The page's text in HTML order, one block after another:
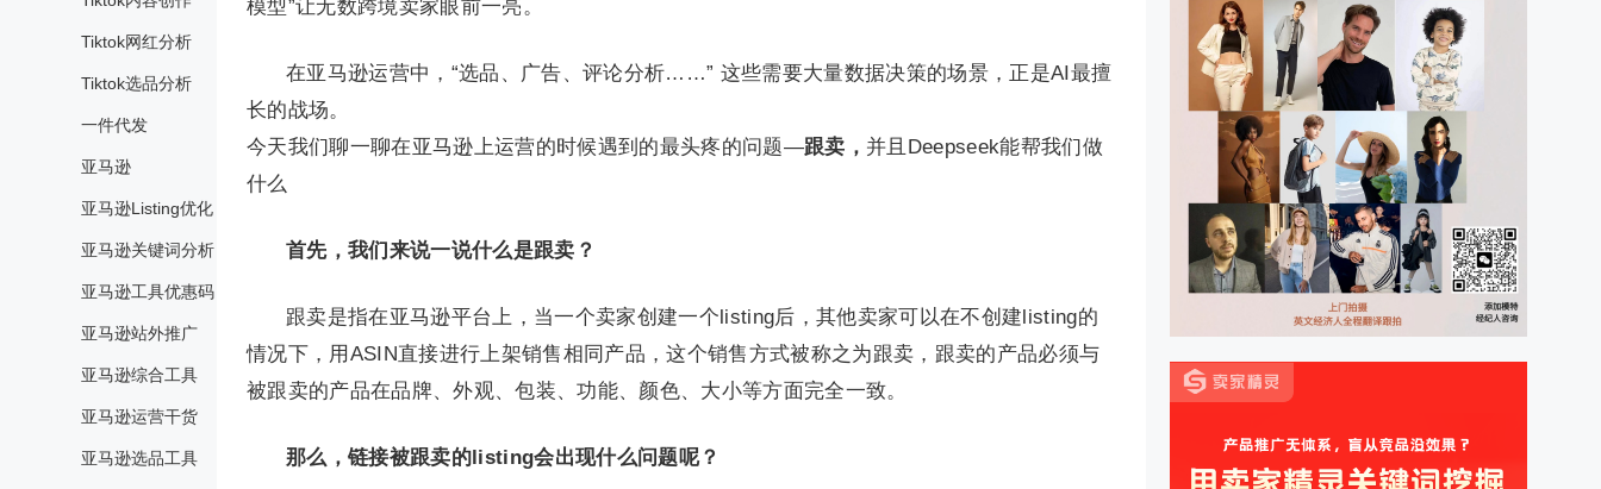
Tiktok网红分析
Tiktok选品分析
一件代发
亚马逊
亚马逊Listing优化
亚马逊关键词分析
亚马逊工具优惠码
亚马逊站外推广
亚马逊综合工具
亚马逊运营干货
亚马逊选品工具
模型”让无数跨境卖家眼前一亮。
在亚马逊运营中，“选品、广告、评论分析……” 这些需要大量数据决策的场景，正是AI最擅
长的战场。
今天我们聊一聊在亚马逊上运营的时候遇到的最头疼的问题—跟卖， 并且Deepseek能帮我们做
什么
首先，我们来说一说什么是跟卖？
跟卖是指在亚马逊平台上，当一个卖家创建一个listing后，其他卖家可以在不创建listing的
情况下，用ASIN直接进行上架销售相同产品，这个销售方式被称之为跟卖，跟卖的产品必须与
被跟卖的产品在品牌、外观、包装、功能、颜色、大小等方面完全一致。
那么，链接被跟卖的listing会出现什么问题呢？